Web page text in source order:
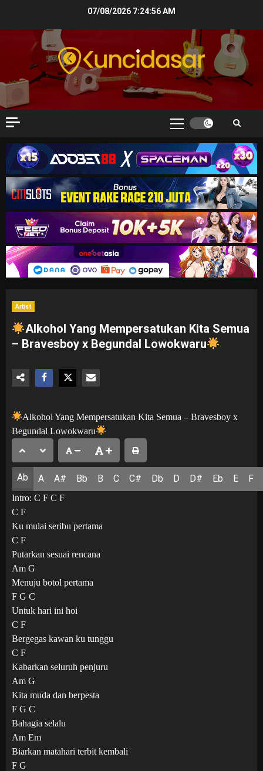
07/08/2026 7:24:57 AM
Primary
Artist
Alkohol Yang Mempersatukan Kita Semua
– Bravesboy x Begundal Lowokwaru
Alkohol Yang Mempersatukan Kita Semua – Bravesboy x
Begundal Lowokwaru
Ab A A# Bb B C C# Db D D# Eb E F
Intro: C F C F
C F
Ku mulai seribu pertama
C F
Putarkan sesuai rencana
Am G
Menuju botol pertama
F G C
Untuk hari ini hoi
C F
Bergegas kawan ku tunggu
C F
Kabarkan seluruh penjuru
Am G
Kita muda dan berpesta
F G C
Bahagia selalu
Am Em
Biarkan matahari terbit kembali
F G